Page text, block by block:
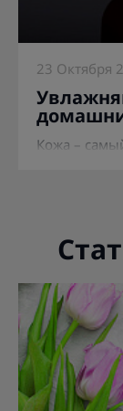
23 Октября
Кожа –